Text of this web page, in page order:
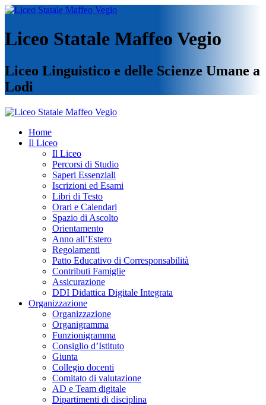
Liceo Statale Maffeo Vegio
Liceo Linguistico e delle Scienze Umane a
Lodi
Home
Il Liceo
Il Liceo
Percorsi di Studio
Saperi Essenziali
Iscrizioni ed Esami
Libri di Testo
Orari e Calendari
Spazio di Ascolto
Orientamento
Anno all’Estero
Regolamenti
Patto Educativo di Corresponsabilità
Contributi Famiglie
Assicurazione
DDI Didattica Digitale Integrata
Organizzazione
Organizzazione
Organigramma
Funzionigramma
Consiglio d’Istituto
Giunta
Collegio docenti
Comitato di valutazione
AD e Team digitale
Dipartimenti di disciplina